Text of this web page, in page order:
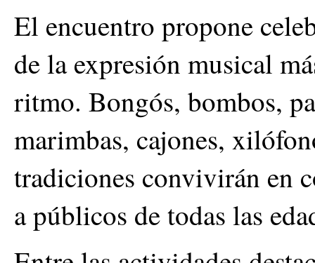
El encuentro propone
de la expresión musical
ritmo. Bongós, bombos,
marimbas, cajones,
tradiciones convivirán en
a públicos de todas las